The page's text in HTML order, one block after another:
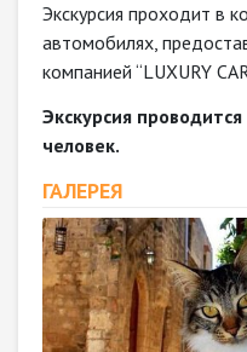
Экскурсия проходит в
автомобилях,
компанией “LUXURY
Экскурсия
человек.
ГАЛЕРЕЯ